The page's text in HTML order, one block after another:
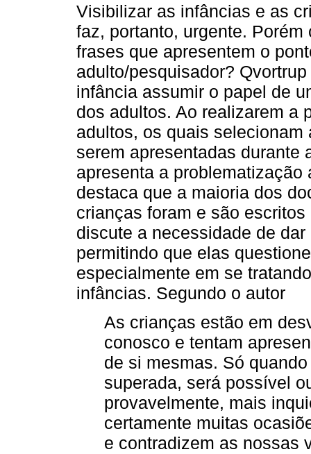
Visibilizar as infâncias e as
faz, portanto, urgente.
frases que apresentem o
adulto/pesquisador?
infância assumir o papel de
dos adultos. Ao realizarem a
adultos, os quais
serem apresentadas durante
apresenta a
destaca que a maioria dos
crianças foram e são
discute a necessidade de
permitindo que elas
especialmente em se
infâncias. Segundo o autor
As crianças estão em
conosco e tentam
de si mesmas. Só
superada, será possível
provavelmente, mais
certamente muitas
e contradizem as nossas